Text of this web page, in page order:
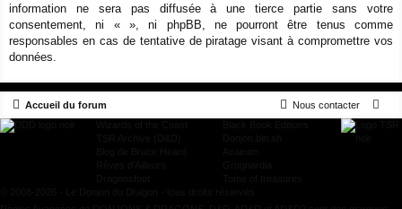
information ne sera pas diffusée à une tierce partie sans votre
consentement, ni « », ni phpBB, ne pourront être tenus comme
responsables en cas de tentative de piratage visant à compromettre vos
données.
Accueil du forum
Nous contacter